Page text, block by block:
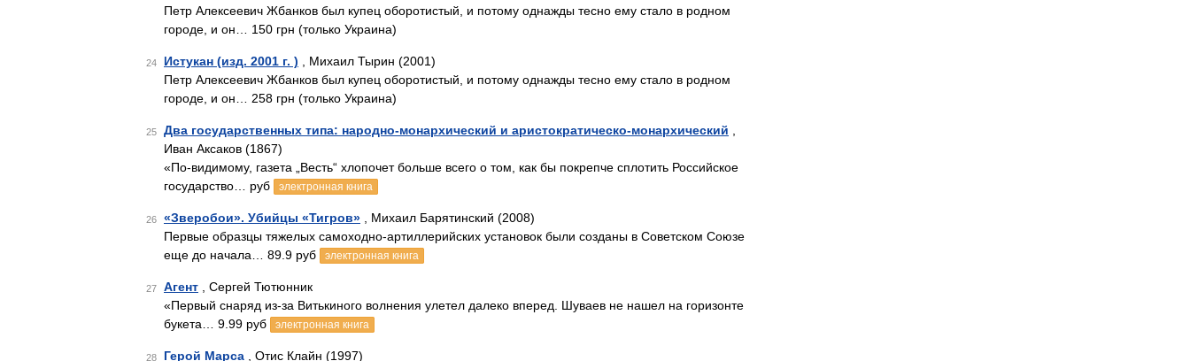
Петр Алексеевич Жбанков был купец оборотистый, и потому однажды тесно ему стало в родном
городе, и он… 150 грн (только Украина)
24 Истукан (изд. 2001 г. ) , Михаил Тырин (2001)
Петр Алексеевич Жбанков был купец оборотистый, и потому однажды тесно ему стало в родном
городе, и он… 258 грн (только Украина)
25 Два государственных типа: народно-монархический и аристократическо-монархический
Иван Аксаков (1867)
«По-видимому, газета „Весть“ хлопочет больше всего о том, как бы покрепче сплотить Российское
государство… руб
электронная книга
26 «Зверобои». Убийцы «Тигров» , Михаил Барятинский (2008)
Первые образцы тяжелых самоходно-артиллерийских установок были созданы в Советском Союзе
еще до начала… 89.9 руб
электронная книга
27 Агент , Сергей Тютюнник
«Первый снаряд из-за Витькиного волнения улетел далеко вперед. Шуваев не нашел на горизонте
букета… 9.99 руб
электронная книга
28 Герой Марса , Отис Клайн (1997)